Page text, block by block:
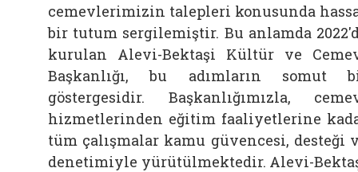
cemevlerimizin talepleri konusunda
bir tutum sergilemiştir. Bu anlamda
kurulan Alevi-Bektaşi Kültür ve
Başkanlığı, bu adımların somut
göstergesidir. Başkanlığımızla,
hizmetlerinden eğitim faaliyetlerine
tüm çalışmalar kamu güvencesi, desteği
denetimiyle yürütülmektedir. Alevi-